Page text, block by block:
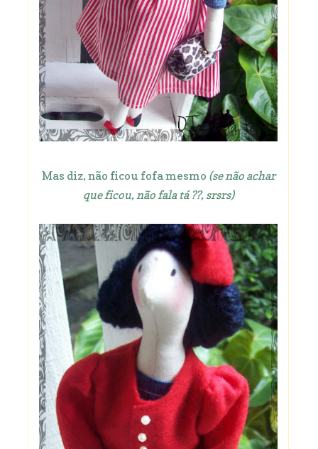
Mas diz, não ficou fofa mesmo (se não achar
que ficou, não fala tá ??, srsrs)